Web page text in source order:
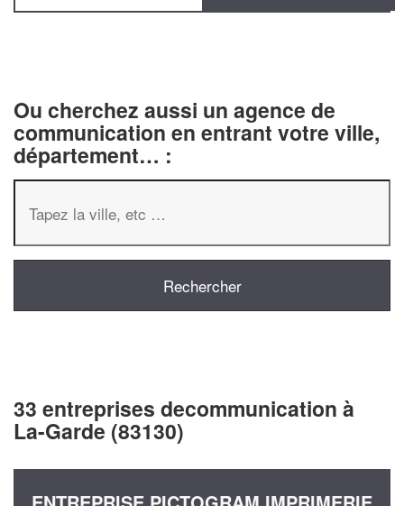
Ou cherchez aussi un agence de
communication en entrant votre ville,
département… :
33 entreprises decommunication à
La-Garde (83130)